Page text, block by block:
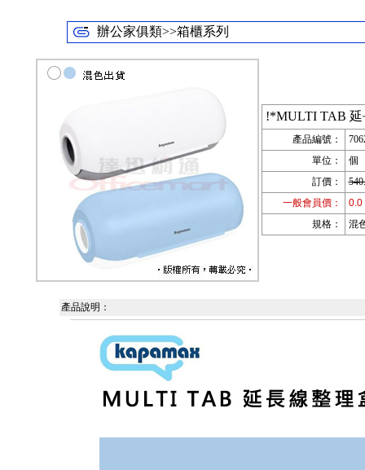
辦公家俱類>>箱櫃系列
!*MULTI TAB 延
產品編號：
單位：
個
訂價：
一般會員價：
0.0
規格：
混
產品說明：